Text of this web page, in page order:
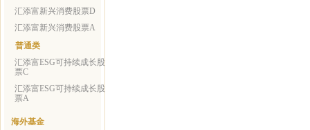
汇添富新兴消费股票D
汇添富新兴消费股票A
普通类
汇添富ESG可持续成长股
票C
汇添富ESG可持续成长股
票A
海外基金